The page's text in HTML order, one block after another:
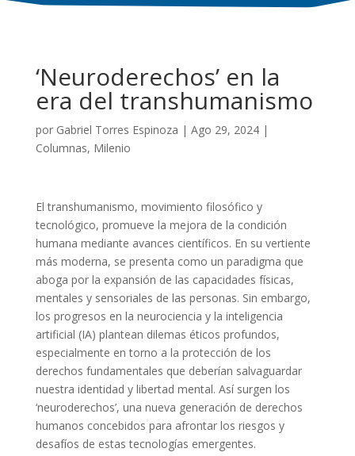
‘Neuroderechos’ en la
era del transhumanismo
por Gabriel Torres Espinoza | Ago 29, 2024|
Columnas, Milenio
El transhumanismo, movimiento filosófico y
tecnológico, promueve la mejora de la condición
humana mediante avances científicos. En su vertiente
más moderna, se presenta como un paradigma que
aboga por la expansión de las capacidades físicas,
mentales y sensoriales de las personas. Sin embargo,
los progresos en la neurociencia y la inteligencia
artificial (IA) plantean dilemas éticos profundos,
especialmente en torno a la protección de los
derechos fundamentales que deberían salvaguardar
nuestra identidad y libertad mental. Así surgen los
‘neuroderechos’, una nueva generación de derechos
humanos concebidos para afrontar los riesgos y
desafíos de estas tecnologías emergentes.